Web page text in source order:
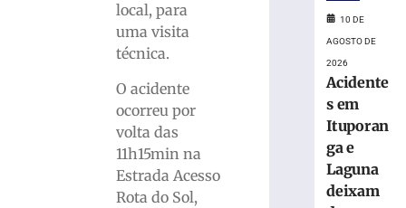
local, para
uma visita
técnica.
O acidente
ocorreu por
volta das
11h15min na
Estrada Acesso
Rota do Sol,
Após
discussão,
homem
persegue
10 DE
AGOSTO DE
2026
Acidente
s em
Ituporan
ga e
Laguna
deixam